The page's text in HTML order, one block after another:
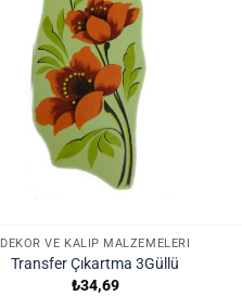
DEKOR VE KALIP MALZEMELERI
Transfer Çıkartma 3Güllü
₺34,69